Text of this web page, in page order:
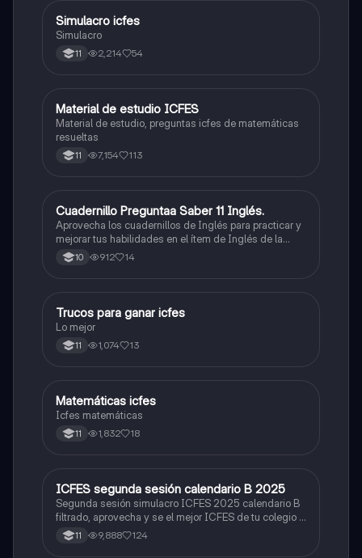
ICFES: Lectura Crítica
Simulacro icfes
Simulacro
11 2,214 54
ICFES: Matemáticas
Material de estudio ICFES
Material de estudio, preguntas icfes de matemáticas
resueltas
11 7,154 113
ICFES: Inglés
Cuadernillo Preguntaa Saber 11 Inglés.
Aprovecha los cuadernillos de Inglés para practicar y
mejorar tus habilidades en el ítem de Inglés de la
Prueba Saber 11. 🫡
10 912 14
Química
Trucos para ganar icfes
Lo mejor
11 1,074 13
ICFES: Matemáticas
Matemáticas icfes
Icfes matemáticas
11 1,832 18
ICFES: Lectura Crítica
ICFES segunda sesión calendario B 2025
Segunda sesión simulacro ICFES 2025 calendario B
filtrado, aprovecha y se el mejor ICFES de tu colegio y
poder ingresar a universidad, y estudiar aquella
carrera con la que tanto sueñas.
11 9,888 124